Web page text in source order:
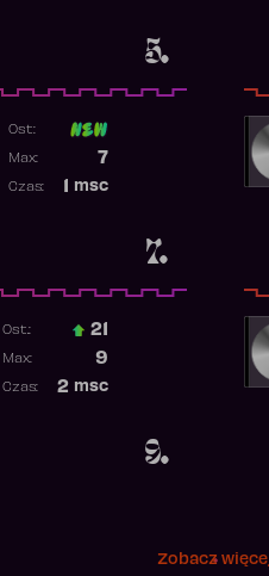
5.
7.
Ost:
7
Max:
msc
Czas:
9.
Ost.: 21
9
Max:
2 msc
Czas:
Zobacz więcej